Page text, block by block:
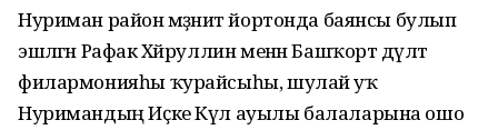
Нуриман район мәҙәниәт йортонда баянсы булып
эшләгән Рафак Хәйруллин менән Башҡорт дәүләт
филармонияһы ҡурайсыһы, шулай уҡ
Нуримандың Иҫке Күл ауылы балаларына ошо